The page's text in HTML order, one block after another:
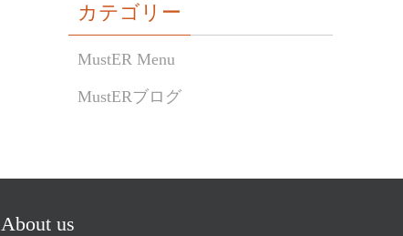
カテゴリー
MustER Menu
MustERブログ
About us